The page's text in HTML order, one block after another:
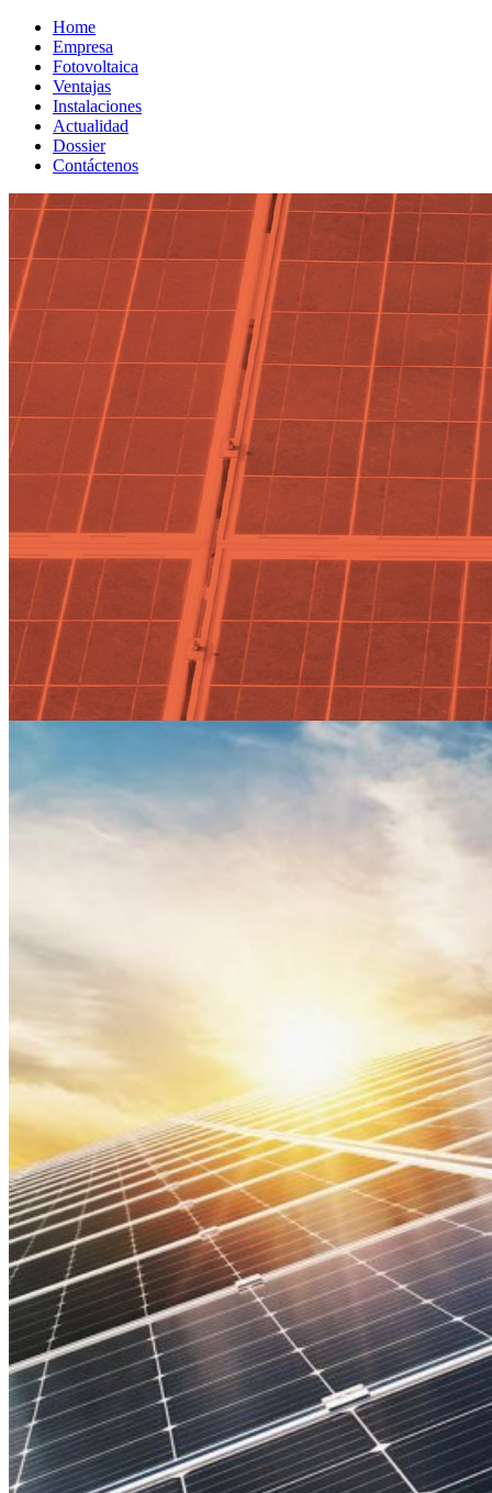
Home
Empresa
Fotovoltaica
Ventajas
Instalaciones
Actualidad
Dossier
Contáctenos
La Asociación Española Eólica
propuestas para la renovación
de la economía